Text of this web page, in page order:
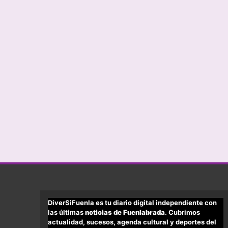
DiverSiFuenla es tu diario digital independiente con
las últimasnoticias de Fuenlabrada. Cubrimos
actualidad, sucesos, agenda cultural y deportes del